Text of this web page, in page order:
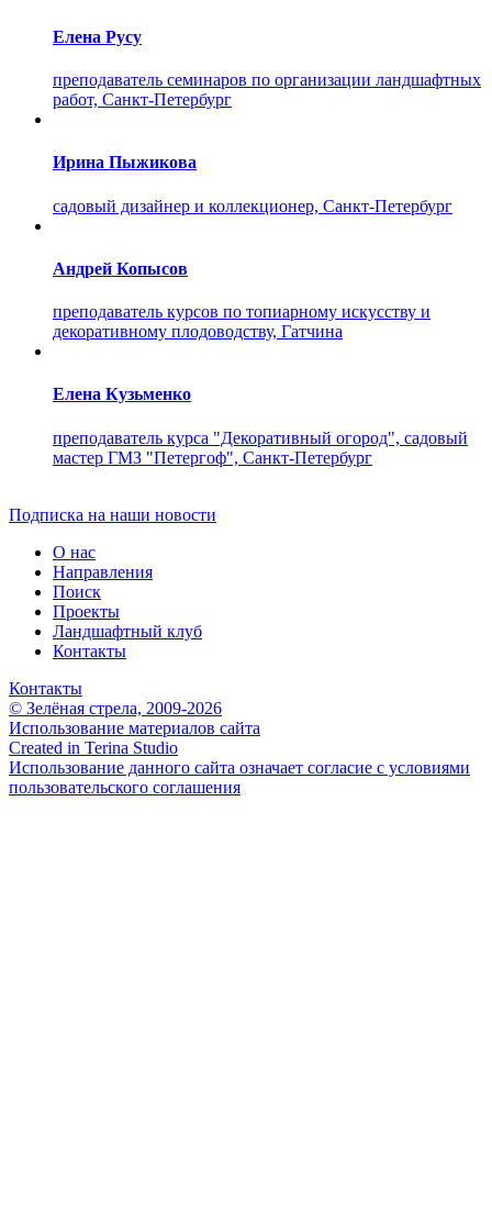
Елена Русу
преподаватель семинаров по организации ландшафтных
работ, Санкт-Петербург
Ирина Пыжикова
садовый дизайнер и коллекционер, Санкт-Петербург
Андрей Копысов
преподаватель курсов по топиарному искусству и
декоративному плодоводству, Гатчина
Елена Кузьменко
преподаватель курса "Декоративный огород", садовый
мастер ГМЗ "Петергоф", Санкт-Петербург
Подписка на наши новости
О нас
Направления
Поиск
Проекты
Ландшафтный клуб
Контакты
Контакты
© Зелёная стрела, 2009-2026
Использование материалов сайта
Created in Terina Studio
Использование данного сайта означает согласие с условиями
пользовательского соглашения